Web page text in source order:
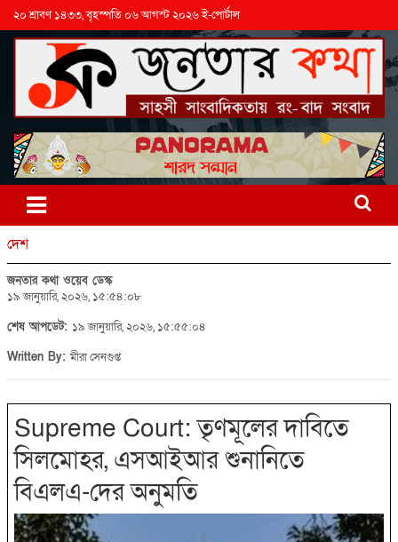
২০ শ্রাবণ ১৪৩৩, বৃহস্পতি ০৬ আগস্ট ২০২৬ ই-পোর্টাল
দেশ
জনতার কথা ওয়েব ডেস্ক
১৯ জানুয়ারি, ২০২৬, ১৫:৫৪:০৮
শেষ আপডেট: ১৯ জানুয়ারি, ২০২৬, ১৫:৫৫:০৪
Written By:মীরা সেনগুপ্ত
Supreme Court: তৃণমূলের দাবিতে
সিলমোহর, এসআইআর শুনানিতে
বিএলএ-দের অনুমতি